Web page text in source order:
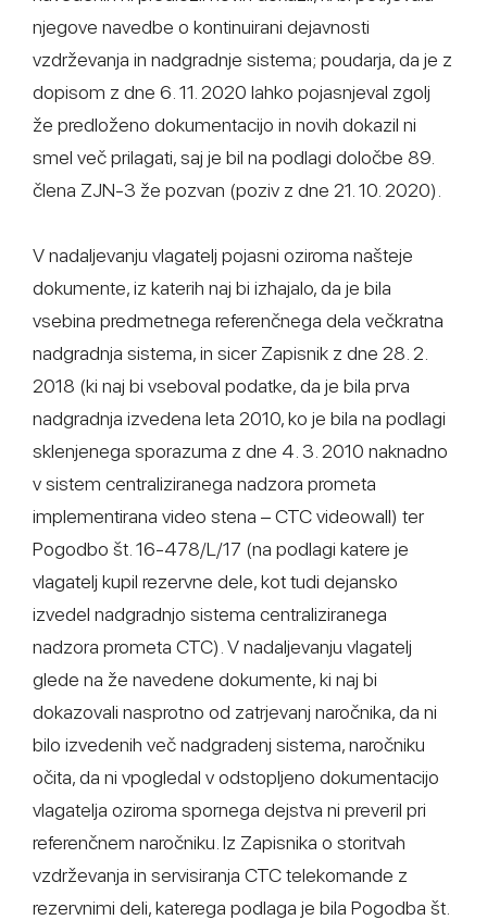
njegove navedbe o kontinuirani dejavnosti
vzdrževanja in nadgradnje sistema; poudarja, da je z
dopisom z dne 6. 11. 2020 lahko pojasnjeval zgolj
že predloženo dokumentacijo in novih dokazil ni
smel več prilagati, saj je bil na podlagi določbe 89.
člena ZJN-3 že pozvan (poziv z dne 21. 10. 2020).
V nadaljevanju vlagatelj pojasni oziroma našteje
dokumente, iz katerih naj bi izhajalo, da je bila
vsebina predmetnega referenčnega dela večkratna
nadgradnja sistema, in sicer Zapisnik z dne 28. 2.
2018 (ki naj bi vseboval podatke, da je bila prva
nadgradnja izvedena leta 2010, ko je bila na podlagi
sklenjenega sporazuma z dne 4. 3. 2010 naknadno
v sistem centraliziranega nadzora prometa
implementirana video stena – CTC videowall) ter
Pogodbo št. 16-478/L/17 (na podlagi katere je
vlagatelj kupil rezervne dele, kot tudi dejansko
izvedel nadgradnjo sistema centraliziranega
nadzora prometa CTC). V nadaljevanju vlagatelj
glede na že navedene dokumente, ki naj bi
dokazovali nasprotno od zatrjevanj naročnika, da ni
bilo izvedenih več nadgradenj sistema, naročniku
očita, da ni vpogledal v odstopljeno dokumentacijo
vlagatelja oziroma spornega dejstva ni preveril pri
referenčnem naročniku. Iz Zapisnika o storitvah
vzdrževanja in servisiranja CTC telekomande z
rezervnimi deli, katerega podlaga je bila Pogodba št.